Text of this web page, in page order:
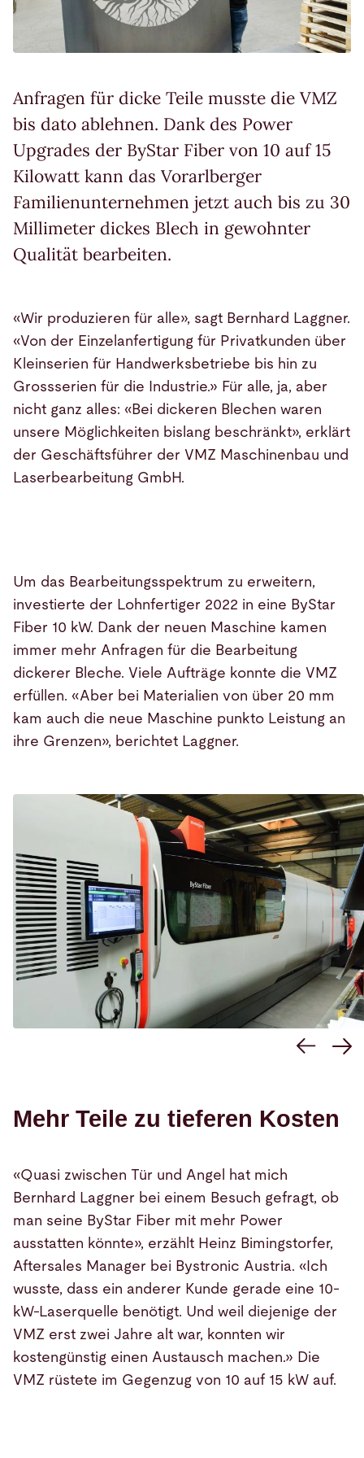
Anfragen für dicke Teile musste die VMZ
bis dato ablehnen. Dank des Power
Upgrades der ByStar Fiber von 10 auf 15
Kilowatt kann das Vorarlberger
Familienunternehmen jetzt auch bis zu 30
Millimeter dickes Blech in gewohnter
Qualität bearbeiten.
«Wir produzieren für alle», sagt Bernhard Laggner.
«Von der Einzelanfertigung für Privatkunden über
Kleinserien für Handwerksbetriebe bis hin zu
Grossserien für die Industrie.» Für alle, ja, aber
nicht ganz alles: «Bei dickeren Blechen waren
unsere Möglichkeiten bislang beschränkt», erklärt
der Geschäftsführer der VMZ Maschinenbau und
Laserbearbeitung GmbH.
Um das Bearbeitungsspektrum zu erweitern,
investierte der Lohnfertiger 2022 in eine ByStar
Fiber 10 kW. Dank der neuen Maschine kamen
immer mehr Anfragen für die Bearbeitung
dickerer Bleche. Viele Aufträge konnte die VMZ
erfüllen. «Aber bei Materialien von über 20 mm
kam auch die neue Maschine punkto Leistung an
ihre Grenzen», berichtet Laggner.
Mehr Teile zu tieferen Kosten
«Quasi zwischen Tür und Angel hat mich
Bernhard Laggner bei einem Besuch gefragt, ob
man seine ByStar Fiber mit mehr Power
ausstatten könnte», erzählt Heinz Bimingstorfer,
Aftersales Manager bei Bystronic Austria. «Ich
wusste, dass ein anderer Kunde gerade eine 10-
kW-Laserquelle benötigt. Und weil diejenige der
VMZ erst zwei Jahre alt war, konnten wir
kostengünstig einen Austausch machen.» Die
VMZ rüstete im Gegenzug von 10 auf 15 kW auf.